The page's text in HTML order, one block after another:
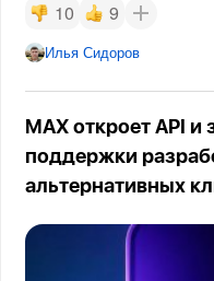
10 9
Илья Сидоров
MAX откроет API
поддержки
альтернативных